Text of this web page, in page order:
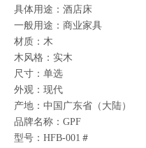
具体用途：酒店床
一般用途：商业家具
材质：木
木风格：实木
尺寸：单选
外观：现代
产地：中国广东省（大陆）
品牌名称：GPF
型号：HFB-001＃